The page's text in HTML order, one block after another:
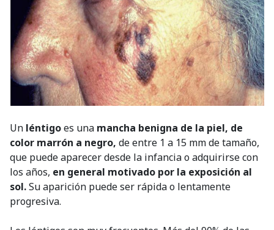
Un léntigoes una mancha benigna de la piel, de
color marrón a negro, de entre 1 a 15 mm de tamaño,
que puede aparecer desde la infancia o adquirirse con
los años, en general motivado por la exposición al
sol.Su aparición puede ser rápida o lentamente
progresiva.